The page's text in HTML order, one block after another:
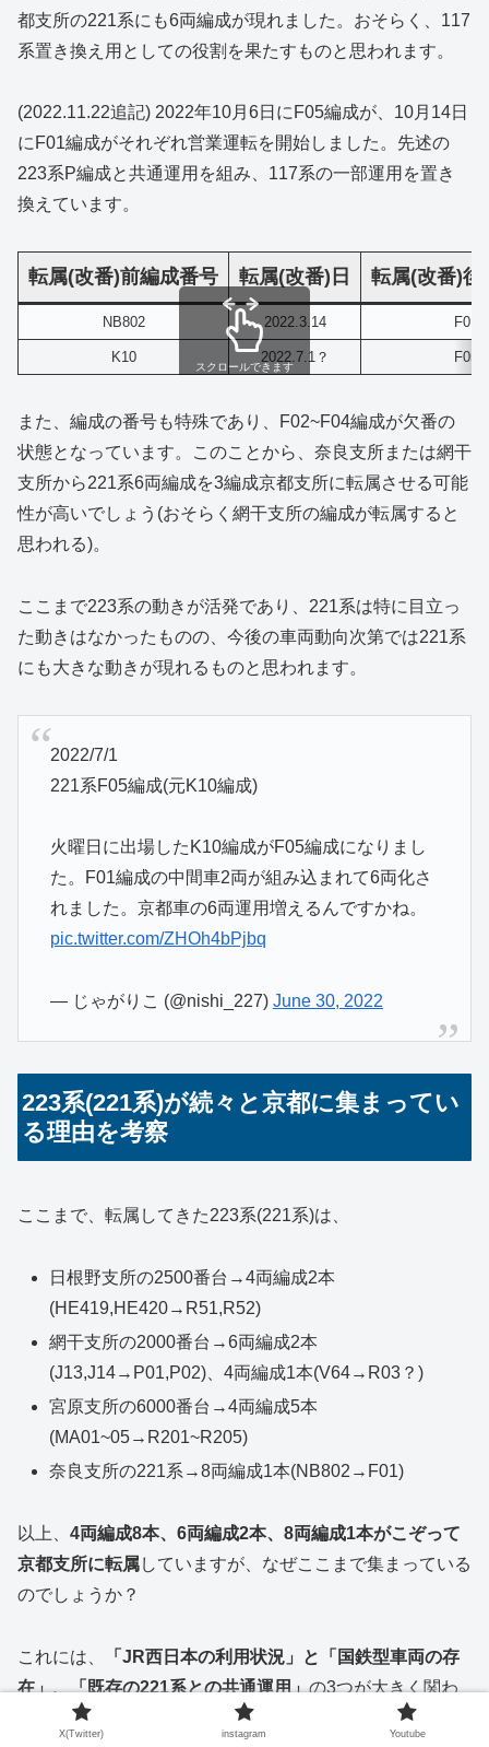
都支所の221系にも6両編成が現れました。おそらく、117
系置き換え用としての役割を果たすものと思われます。
(2022.11.22追記) 2022年10月6日にF05編成が、10月14日
にF01編成がそれぞれ営業運転を開始しました。先述の
223系P編成と共通運用を組み、117系の一部運用を置き
換えています。
転属(改番)前編成番号 転属(改番)日 転属(改番)後
NB802 2022.3.14 F01
K10 2022.7.1？ F05
スクロールできます
また、編成の番号も特殊であり、F02~F04編成が欠番の
状態となっています。このことから、奈良支所または網干
支所から221系6両編成を3編成京都支所に転属させる可能
性が高いでしょう(おそらく網干支所の編成が転属すると
思われる)。
ここまで223系の動きが活発であり、221系は特に目立っ
た動きはなかったものの、今後の車両動向次第では221系
にも大きな動きが現れるものと思われます。
2022/7/1
221系F05編成(元K10編成)
火曜日に出場したK10編成がF05編成になりまし
た。F01編成の中間車2両が組み込まれて6両化さ
れました。京都車の6両運用増えるんですかね。
pic.twitter.com/ZHOh4bPjbq
— じゃがりこ (@nishi_227) June 30, 2022
223系(221系)が続々と京都に集まってい
る理由を考察
ここまで、転属してきた223系(221系)は、
日根野支所の2500番台→4両編成2本
(HE419,HE420→R51,R52)
網干支所の2000番台→6両編成2本
(J13,J14→P01,P02)、4両編成1本(V64→R03？)
宮原支所の6000番台→4両編成5本
(MA01~05→R201~R205)
奈良支所の221系→8両編成1本(NB802→F01)
以上、 4両編成8本、6両編成2本、8両編成1本がこぞって
京都支所に転属していますが、なぜここまで集まっている
のでしょうか？
これには、
「JR西日本の利用状況」と「国鉄型車両の存
在」、「既存の221系との共通運用」の3つが大きく関わ
っているものと考えています。
X(Twitter) instagram Youtube